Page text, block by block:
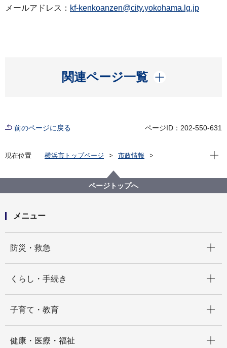
メールアドレス： kf-kenkoanzen@city.yokohama.lg.jp
関連ページ一覧
開く
前のページに戻る ページID：202-550-631
現在位置 横浜市トップページ
市政情報
新型コロナウイルス感染症による新たな市内の患者確
認について
現在
ページトップへ
メニュー
防災・救急
くらし・手続き
子育て・教育
健康・医療・福祉